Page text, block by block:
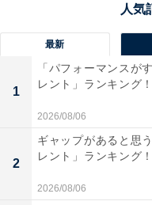
道枝駿佑さんに
最新
1
「パフォーマンスが
レント」ランキング
2026/08/06
2
ギャップがあると思
レント」ランキング
2026/08/06